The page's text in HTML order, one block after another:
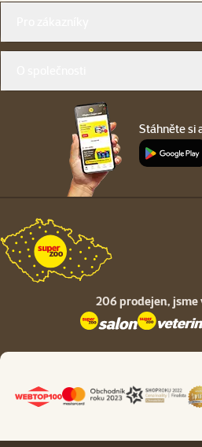
Stáhněte si
206 prodejen, jsme